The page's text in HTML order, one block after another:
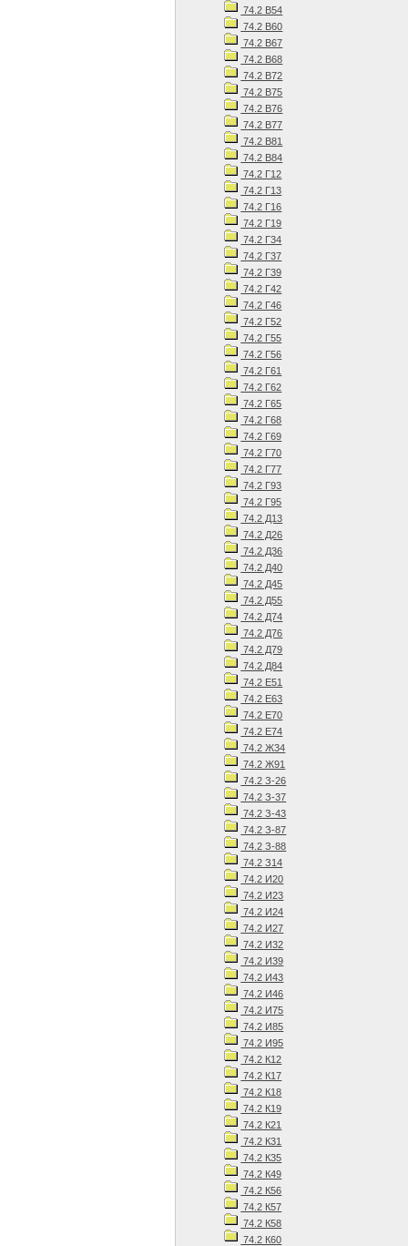
74.2 В54
74.2 В60
74.2 В67
74.2 В68
74.2 В72
74.2 В75
74.2 В76
74.2 В77
74.2 В81
74.2 В84
74.2 Г12
74.2 Г13
74.2 Г16
74.2 Г19
74.2 Г34
74.2 Г37
74.2 Г39
74.2 Г42
74.2 Г46
74.2 Г52
74.2 Г55
74.2 Г56
74.2 Г61
74.2 Г62
74.2 Г65
74.2 Г68
74.2 Г69
74.2 Г70
74.2 Г77
74.2 Г93
74.2 Г95
74.2 Д13
74.2 Д26
74.2 Д36
74.2 Д40
74.2 Д45
74.2 Д55
74.2 Д74
74.2 Д76
74.2 Д79
74.2 Д84
74.2 Е51
74.2 Е63
74.2 Е70
74.2 Е74
74.2 Ж34
74.2 Ж91
74.2 З-26
74.2 З-37
74.2 З-43
74.2 З-87
74.2 З-88
74.2 З14
74.2 И20
74.2 И23
74.2 И24
74.2 И27
74.2 И32
74.2 И39
74.2 И43
74.2 И46
74.2 И75
74.2 И85
74.2 И95
74.2 К12
74.2 К17
74.2 К18
74.2 К19
74.2 К21
74.2 К31
74.2 К35
74.2 К49
74.2 К56
74.2 К57
74.2 К58
74.2 К60